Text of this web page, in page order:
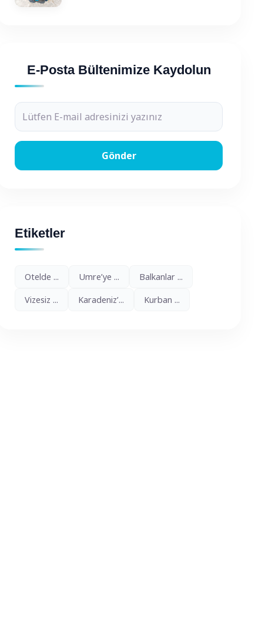
E-Posta Bültenimize Kaydolun
Gönder
Etiketler
Otelde ... Umre’ye ... Balkanlar ...
Vizesiz ... Karadeniz’... Kurban ...